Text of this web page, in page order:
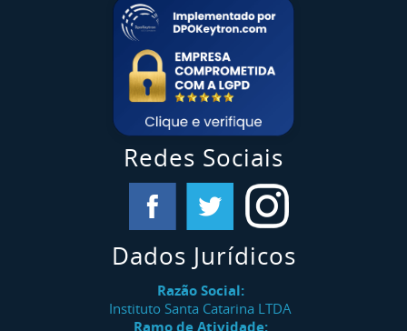
Redes Sociais
Dados Jurídicos
Razão Social:
Instituto Santa Catarina LTDA
Ramo de Atividade: